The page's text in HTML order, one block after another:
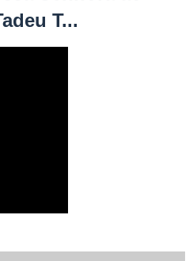
T...